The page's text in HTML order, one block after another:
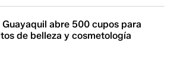
abre 500 cupos para
de belleza y cosmetología